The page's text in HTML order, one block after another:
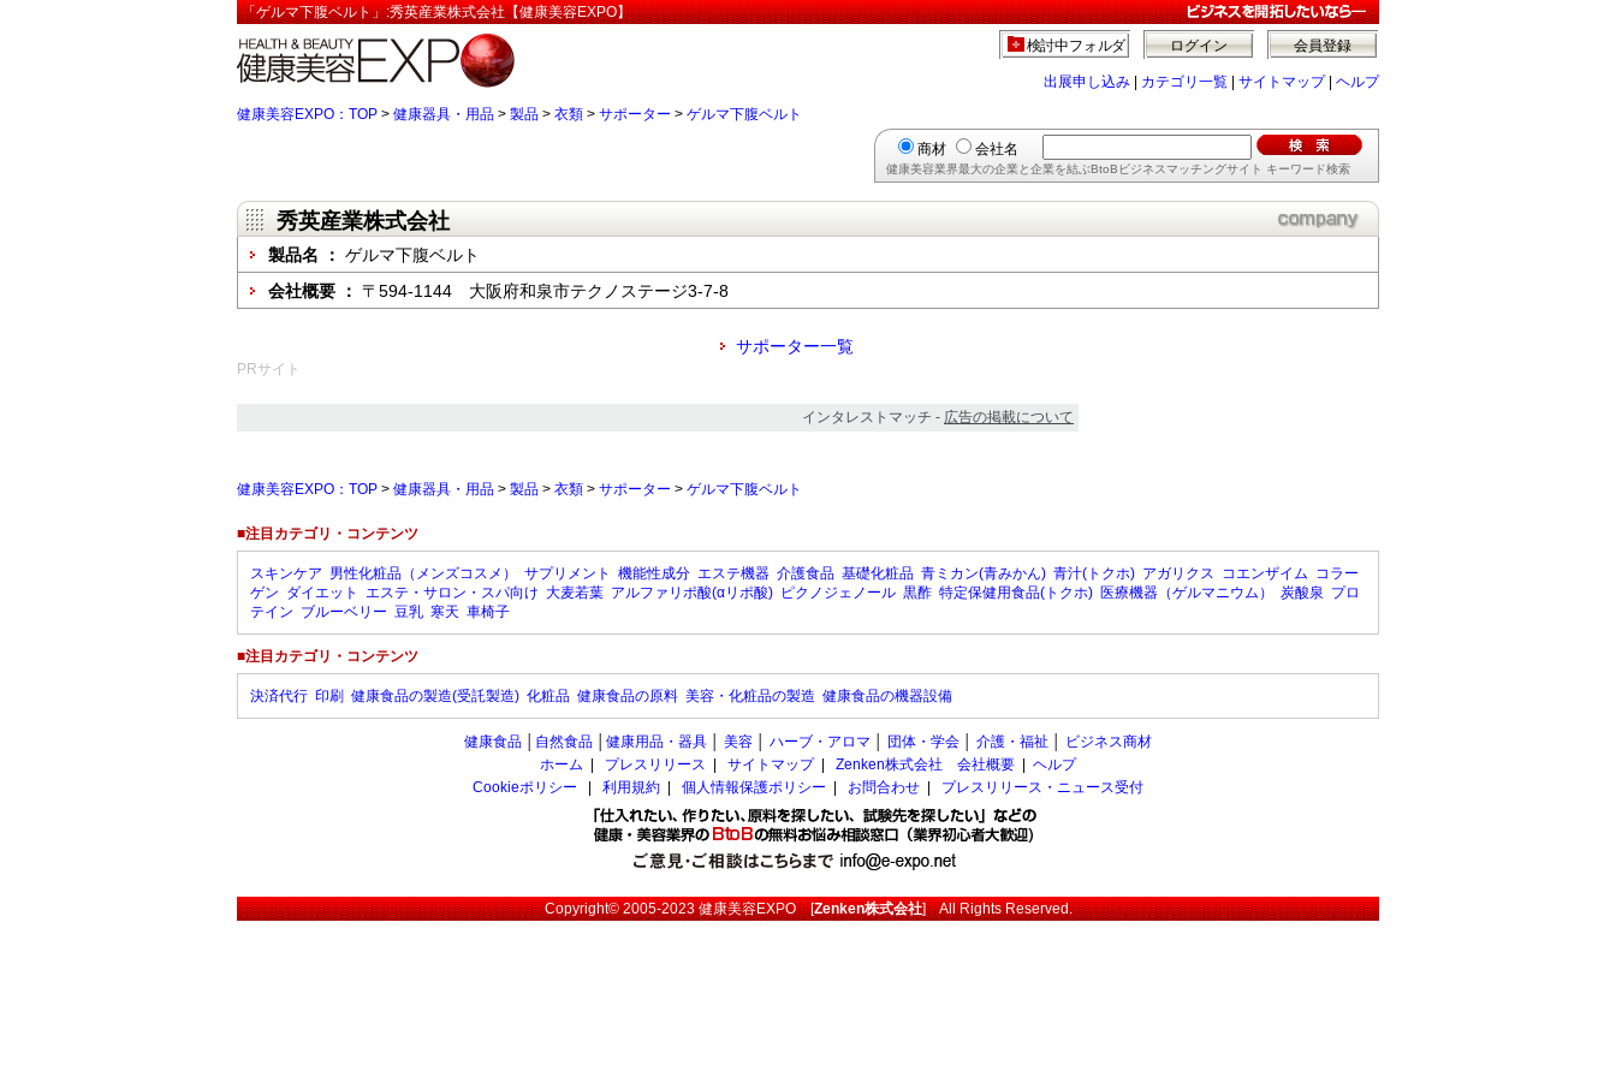
「ゲルマ下腹ベルト」:秀英産業株式会社【健康美容EXPO】
会員登録
ログイン
検討中フォルダ
出展申し込み カテゴリ一覧 サイトマップ| ヘルプ
健康美容EXPO：TOP > 健康器具・用品 > 製品 > 衣類 > サポーター > ゲルマ下腹ベルト
商材 会社名
健康美容業界最大の企業と企業を結ぶBtoBビジネスマッチングサイト キーワード検索
秀英産業株式会社
製品名 ： ゲルマ下腹ベルト
会社概要 ： 〒594-1144 大阪府和泉市テクノステージ3-7-8
サポーター一覧
PRサイト
インタレストマッチ - 広告の掲載について
健康美容EXPO：TOP > 健康器具・用品 > 製品 > 衣類 > サポーター > ゲルマ下腹ベルト
■注目カテゴリ・コンテンツ
スキンケア 男性化粧品（メンズコスメ） サプリメント 機能性成分 エステ機器 介護食品 基礎化粧品 青ミカン(青みかん) 青汁(トクホ) アガリクス コエンザイム コラー
ゲン ダイエット エステ・サロン・スパ向け 大麦若葉 アルファリポ酸(αリポ酸) ピクノジェノール 黒酢 特定保健用食品(トクホ) 医療機器（ゲルマニウム） 炭酸泉 プロ
テイン ブルーベリー 豆乳 寒天 車椅子
■注目カテゴリ・コンテンツ
決済代行 印刷 健康食品の製造(受託製造) 化粧品 健康食品の原料 美容・化粧品の製造 健康食品の機器設備
健康食品 自然食品 健康用品・器具 美容 ハーブ・アロマ 団体・学会 介護・福祉
ビジネス商材
ホーム
プレスリリース サイトマップ| Zenken株式会社 会社概要
ヘルプ
Cookieポリシー
利用規約 個人情報保護ポリシー お問合わせ プレスリリース・ニュース受付
Copyright© 2005-2023健康美容EXPO[Zenken株式会社] All Rights Reserved.